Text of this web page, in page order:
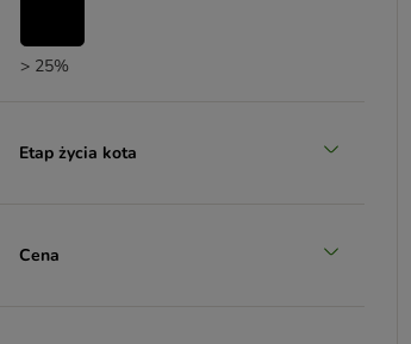
> 25%
(1)
Etap życia kota
Cena